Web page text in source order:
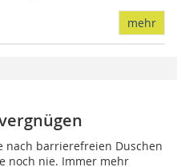
mehr
nach barrierefreien Duschen
noch nie. Immer mehr